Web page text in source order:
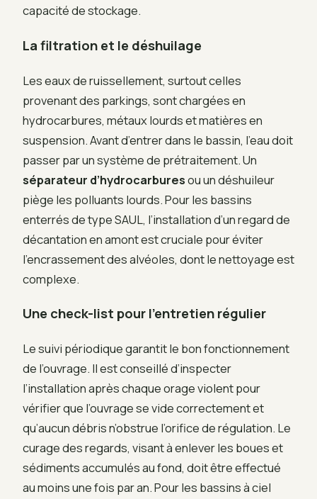
capacité de stockage.
La filtration et le déshuilage
Les eaux de ruissellement, surtout celles
provenant des parkings, sont chargées en
hydrocarbures, métaux lourds et matières en
suspension. Avant d’entrer dans le bassin, l’eau doit
passer par un système de prétraitement. Un
séparateur d’hydrocarburesou un déshuileur
piège les polluants lourds. Pour les bassins
enterrés de type SAUL, l’installation d’un regard de
décantation en amont est cruciale pour éviter
l’encrassement des alvéoles, dont le nettoyage est
complexe.
Une check-list pour l’entretien régulier
Le suivi périodique garantit le bon fonctionnement
de l’ouvrage. Il est conseillé d’inspecter
l’installation après chaque orage violent pour
vérifier que l’ouvrage se vide correctement et
qu’aucun débris n’obstrue l’orifice de régulation. Le
curage des regards, visant à enlever les boues et
sédiments accumulés au fond, doit être effectué
au moins une fois par an. Pour les bassins à ciel